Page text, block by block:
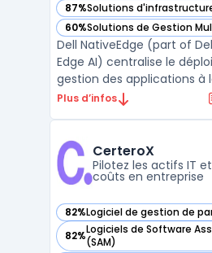
87%Solutions
— voir Dell NativeEdge (part
60%Solutions de Gestion
— voir Dell NativeEdge (part
Dell NativeEdge (part of
Edge AI) centralise le
gestion des applications à
répondant aux besoins de
manufacturier, du retail ou
gèrent plusieurs sites ...
Plus d’infos
CerteroX
Pilotez les actifs IT
coûts en entreprise
82%Logiciel de gestion de
— voir CerteroX dans cette
82%Logiciels de Software
(SAM)
— voir CerteroX dans cette